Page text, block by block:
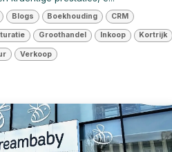
Blogs Boekhouding CRM
Groothandel Inkoop Kortrijk
Verkoop